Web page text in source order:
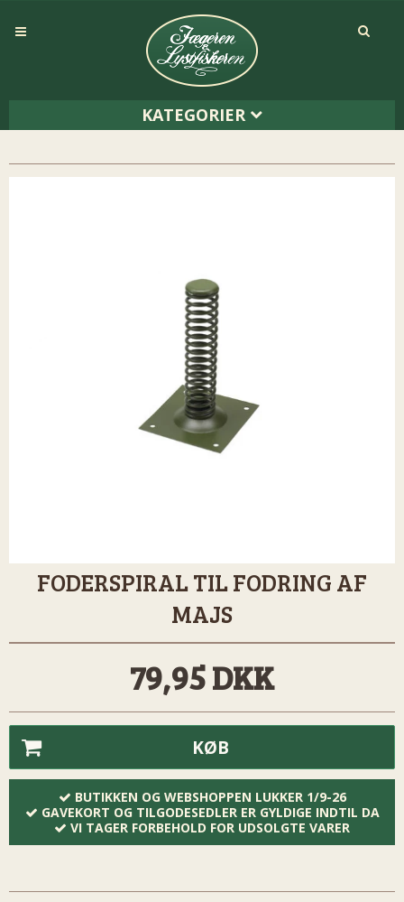
KATEGORIER
FODERSPIRAL TIL FODRING AF
MAJS
79,95 DKK
KØB
BUTIKKEN OG WEBSHOPPEN LUKKER 1/9-26
GAVEKORT OG TILGODESEDLER ER GYLDIGE INDTIL DA
VI TAGER FORBEHOLD FOR UDSOLGTE VARER